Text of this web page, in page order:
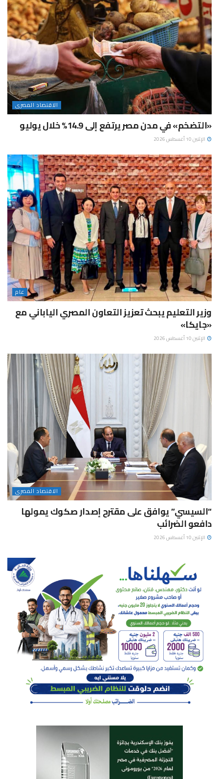
الاقتصاد المصرى
«التضخم» في مدن مصر يرتفع إلى 14.9% خلال يوليو
الإثنين 10 أغسطس 2026
عام
وزير التعليم يبحث تعزيز التعاون المصري الياباني مع
«جايكا»
الإثنين 10 أغسطس 2026
الاقتصاد المصرى
“السيسي” يوافق على مقترح إصدار صكوك يمولها
دافعو الضرائب
الإثنين 10 أغسطس 2026